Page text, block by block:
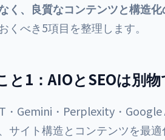
く、良質なコンテンツと構造
くべき5項目を整理します。
と1：AIOとSEOは別
・Gemini・Perplexity・Google
サイト構造とコンテンツを最適